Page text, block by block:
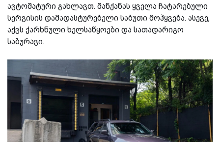
ავტომატური გახლავთ. მანქანას ყველა ჩატარებული
სერვისის დამადასტურებელი საბუთი მოჰყვება. ასევე,
აქვს ქარხნული ხელსაწყოები და სათადარიგო
საბურავი.